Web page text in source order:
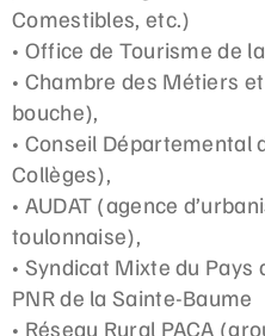
Comestibles, etc.)
• Office de Tourisme de
• Chambre des Métiers
bouche),
• Conseil Départemental
Collèges),
• AUDAT (agence
toulonnaise),
• Syndicat Mixte du
PNR de la Sainte-Baume
• Réseau Rural PACA